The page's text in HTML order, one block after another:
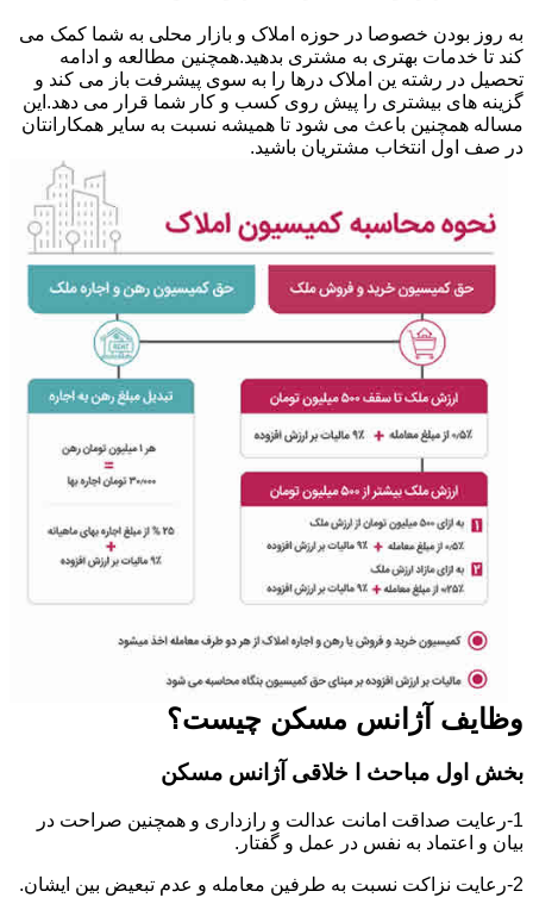
به روز بودن خصوصا در حوزه املاک و بازار محلی به شما کمک می
کند تا خدمات بهتری به مشتری بدهید.همچنین مطالعه و ادامه
تحصیل در رشته ین املاک درها را به سوی پیشرفت باز می کند و
گزینه های بیشتری را پیش روی کسب و کار شما قرار می دهد.این
مساله همچنین باعث می شود تا همیشه نسبت به سایر همکارانتان
در صف اول انتخاب مشتریان باشید.
وظایف آژانس مسکن چیست؟
بخش اول مباحث ا خلاقی آژانس مسکن
1-رعایت صداقت امانت عدالت و رازداری و همچنین صراحت در
بیان و اعتماد به نفس در عمل و گفتار.
2-رعایت نزاکت نسبت به طرفین معامله و عدم تبعیض بین ایشان.